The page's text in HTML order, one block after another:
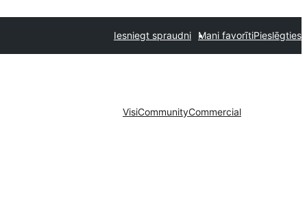
Iesniegt spraudni Mani favorītiPieslēgties
VisiCommunityCommercial